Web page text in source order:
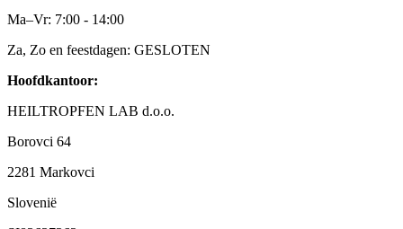
Ma–Vr: 7:00 - 14:00
Za, Zo en feestdagen: GESLOTEN
Hoofdkantoor:
HEILTROPFEN LAB d.o.o.
Borovci 64
2281 Markovci
Slovenië